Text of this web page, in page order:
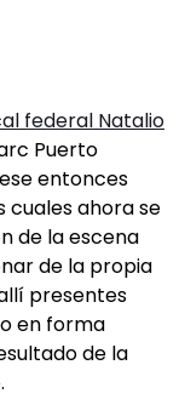
federal Natalio
Puerto
entonces
cuales ahora se
de la escena
de la propia
presentes
en forma
de la